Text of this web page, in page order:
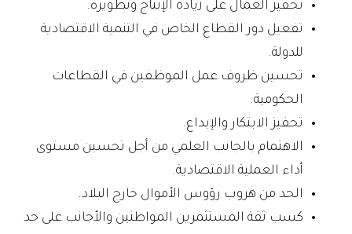
تحفيز العمال على زيادة الإنتاج وتطويره.
تفعيل دور القطاع الخاص في التنمية الاقتصادية
للدولة.
تحسين ظروف عمل الموظفين في القطاعات
الحكومية.
تحفيز الابتكار والإبداع.
الاهتمام بالجانب العلمي من أجل تحسين مستوى
أداء العملية الاقتصادية.
الحد من هروب رؤوس الأموال خارج البلاد.
كسب ثقة المستثمرين المواطنين والأجانب على حد